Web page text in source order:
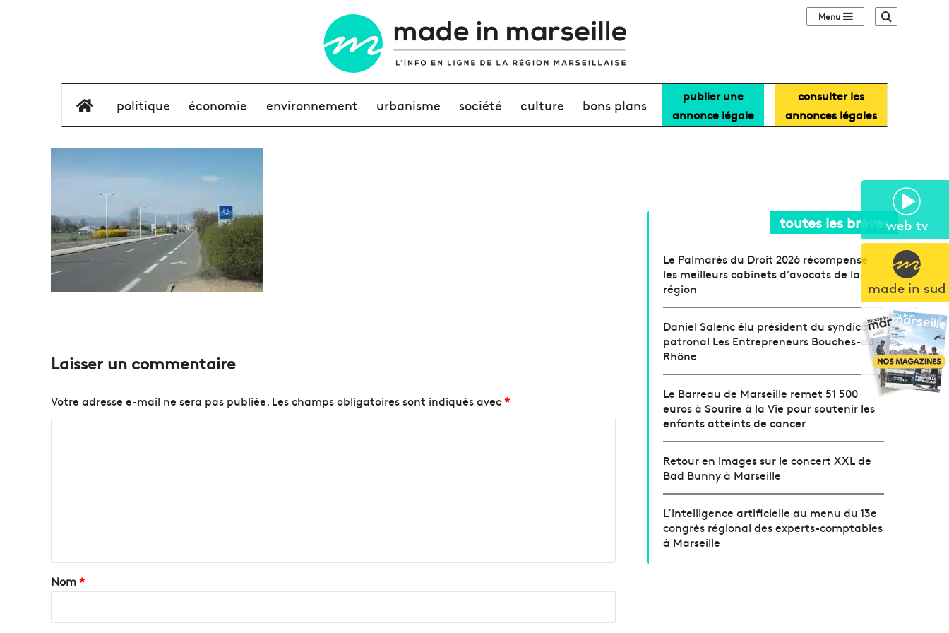
web tv
made in sud
Sidebar (barre
élément de menu
politique économie environnement urbanisme société culture bons plans
publier une
annonce légale
consulter les
annonces légales
Laisser un commentaire
Votre adresse e-mail ne sera pas publiée. Les champs obligatoires sont indiqués avec*
a
r
Nom*
toutes les brèves
Le Palmarès du Droit 2026 récompense
les meilleurs cabinets d’avocats de la
région
Daniel Salenc élu président du syndicat
patronal Les Entrepreneurs Bouches-du-
Rhône
Le Barreau de Marseille remet 51 500
euros à Sourire à la Vie pour soutenir les
enfants atteints de cancer
Retour en images sur le concert XXL de
Bad Bunny à Marseille
L’intelligence artificielle au menu du 13e
congrès régional des experts-comptables
à Marseille